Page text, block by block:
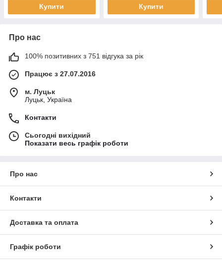
Купити Купити
Про нас
100% позитивних з 751 відгука за рік
Працює з 27.07.2016
м. Луцьк
Луцьк, Україна
Контакти
Сьогодні вихідний
Показати весь графік роботи
Про нас
Контакти
Доставка та оплата
Графік роботи